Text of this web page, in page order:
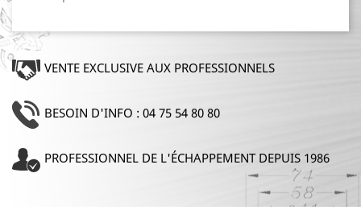
VENTE EXCLUSIVE AUX PROFESSIONNELS
BESOIN D'INFO : 04 75 54 80 80
PROFESSIONNEL DE L'ÉCHAPPEMENT DEPUIS 1986